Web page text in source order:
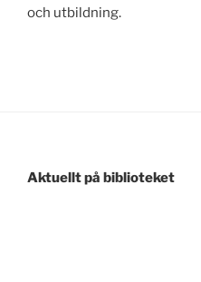
och utbildning.
Aktuellt på biblioteket